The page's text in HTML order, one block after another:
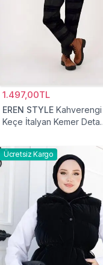
1.497,00TL
EREN STYLE Kahverengi
Keçe İtalyan Kemer
Ücretsiz Kargo